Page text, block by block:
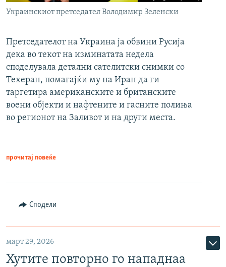
Украинскиот претседател Володимир Зеленски
Претседателот на Украина ја обвини Русија
дека во текот на изминатата недела
споделувала детални сателитски снимки со
Техеран, помагајќи му на Иран да ги
таргетира американските и британските
воени објекти и нафтените и гасните полиња
во регионот на Заливот и на други места.
прочитај повеќе
Сподели
март 29, 2026
Хутите повторно го нападнаа